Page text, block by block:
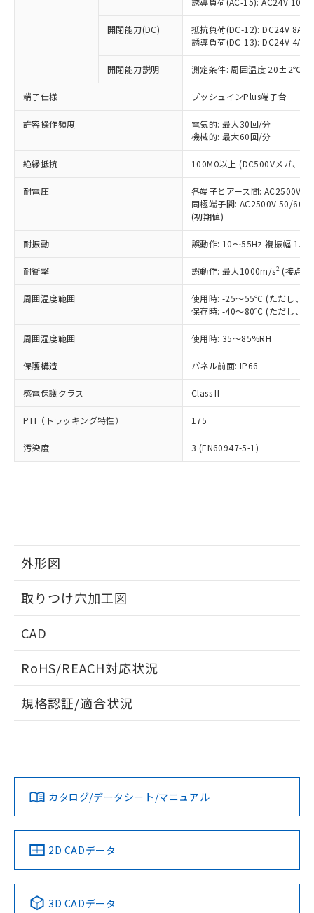
開閉能力(DC)
抵抗負荷(DC-12): DC24V 8A/
誘導負荷(DC-13): DC24V 4A/
開閉能力説明 測定条件: 周囲温度 20±2℃、
端子仕様 プッシュインPlus端子台
許容操作頻度
電気的: 最大30回/分
機械的: 最大60回/分
絶縁抵抗 100MΩ以上 (DC500Vメガ、点
耐電圧
各端子とアース間: AC2500V
同極端子間: AC2500V 50/
(初期値)
耐振動 誤動作: 10～55Hz 複振幅
耐衝撃 誤動作: 最大1000m/s2 (接点
周囲温度範囲
使用時: -25～55℃ (ただし、氷
保存時: -40～80℃ (ただし、氷
周囲湿度範囲 使用時: 35～85%RH
保護構造 パネル前面: IP66
感電保護クラス Class II
PTI（トラッキング特性） 175
汚染度 3 (EN60947-5-1)
外形図
取りつけ穴加工図
CAD
ドすることができます。
ログイン/会員登録
ダウンロードデータをご利用いただく前に、以下を必ずお読
みください。
ソフトウェアの使用条件
RoHS/REACH対応状況
EU RoHS 注意事項・凡例
対応済み
中国 RoHS 注意事項・凡例
規格認証/適合状況
カタログ/データシート/マニュアル
2D CADデータ
3D CADデータ
本サービスの対象外となる商品もある
ことをご了承ください。
在庫状況および標準価格照会結果は、
記載している更新日時点での社内デー
タに基づき作成されるものであり、閲
覧された時点での実際の在庫および標
準価格とは異なる場合があることをご
正式な納期状況および標準価格はお客
様のお取引先、またはお客様担当のオ
ムロン制御機器販売店・当社販売員に
オムロン制御機器販売店や当社販売拠
販売ネットワーク
」をご確認
在庫状況および標準価格結果を当社の
事前の承諾なく第三者に漏洩または開
示しないようお願いします。
マイパーツ機能（部品リスト作成サー
ビス）をご利用いただくには、I-Web
メンバーズにご登録されている必要が
お客様が当ウェブサイト上で当社にご
登録された部品リストについて、当社
および当社の共同利用者が、当社の製
品・サービスに関するお客様との取
引・商談に必要な範囲で利用すること
※当社の共同利用者とは、"個人情報
の「1.共同利
用者の範囲」に記載されている法人を
指します。
いたものが、含有品と判明した場合などや
むを得ず変更することがあります。
鉛(Pb) 1000ppm以下、 水銀(Hg) 1000ppm以下、 カド
六価クロム(Cr(Ⅵ)) 1000ppm以下、ポリ臭化ビフェニル
類(PBB) 1000ppm以下、ポリ臭化ジフェニルエーテル類
(PBDE) 1000ppm以下、フタル酸ビス(2-エチルヘキシ
ル) (DEHP)(別名：DOP) 1000ppm以下、フタル酸ブチ
ルベンジル（BBP） 1000ppm以下、フタル酸ジブチル
（DBP） 1000ppm以下、フタル酸ジイソブチル
但し、RoHS指令で産業用監視および制御機器に対する
フタル酸エステル類の４物質については閾値を超える意
図的な使用がないことを確認しています。
部品在庫の切り替え状況などにより、予定
月が前後することがあります。
※3 非含有証明書ダウンロード
下記の非含有証明書をダウンロードするこ
EU RoHS指令（10物質）の非含有証明書
51物質の非含有証明書（当社基準）
※本証明書は発行日時点で非含有を証明す
るもので、過去に遡って非含有を証明する
既に当社にて対応品への在庫切替を完了
していることから、特段のことがない限
す。
基準値を超えていることを示します。
「－」：未確認です。当社販売部門へお問
*中国RoHS10物質の基準値 (GB/T26572)：
Pb(鉛) :1000ppm、 Hg(水銀) : 1000ppm、 Cd(カドミウ
ム) : 100ppm、
Cr(Ⅵ)(六価クロム) : 1000ppm、 PBBs(ポリ臭化ビフェ
ニル類) : 1000ppm、 PBDEs(ポリ臭化ジフェニルエーテ
ル類) : 1000ppm、
DBP(フタル酸ジブチル) : 1000ppm、 DIBP(フタル酸ジ
DEHP(フタル酸ビス(2-エチルヘキシル)) : 1000ppm
「ｅ」：有害物質（10物質）のすべてが基
準値以下であることを示します。
「10」：通常の使用状況下において有害物
質が外部に漏えいし、環境に深刻な影響を
及ぼさない年数を意味します。
「－」：未確認です。当社販売部門へお問
当社は、これら貴社製品のうち、外国
為替および外国貿易法に定める商品
（以下｢規制貨物等」という）を輸出
または国外への提供する場合は、日本
国政府の輸出許可(または役務取引許
可)を取得するなどの必要な手続きを
当社は規制貨物を破棄する場合は、完
全に破砕するなど、違法に輸出されな
いよう必要な手段を講じます。
当社は貴社製品を、核兵器、ミサイ
ル、化学兵器、生物兵器またはその他
武器並びにこれらの製造装置等に一切
当社は、貴社製品を第三者に販売する
場合は、上記1、2および3の内容を当
該第三者に通知します。また当社は、
販売先および販売に係わる関係者が違
法に輸出するおそれがある場合は、取
り引きをいたしません。
キャンセル
説明
一定数以上の在庫あり
一定数には満たないが在庫あり
在庫なし(最新の在庫状況につ
いては、お客様のお取引先、ま
たはお客様担当のオムロン制御
機器販売店・当社販売員にご確
受注生産機種、また在庫状況の
情報を公開していない機種